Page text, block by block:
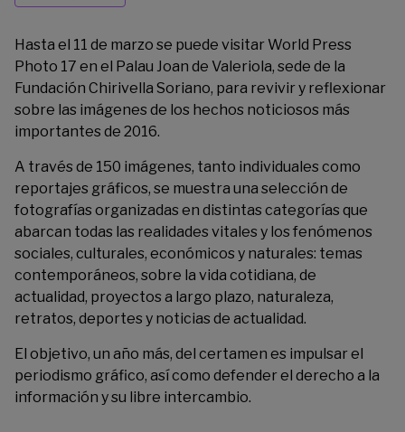
Hasta el 11 de marzo se puede visitar World Press
Photo 17 en el Palau Joan de Valeriola, sede de la
Fundación Chirivella Soriano, para revivir y reflexionar
sobre las imágenes de los hechos noticiosos más
importantes de 2016.
A través de 150 imágenes, tanto individuales como
reportajes gráficos, se muestra una selección de
fotografías organizadas en distintas categorías que
abarcan todas las realidades vitales y los fenómenos
sociales, culturales, económicos y naturales: temas
contemporáneos, sobre la vida cotidiana, de
actualidad, proyectos a largo plazo, naturaleza,
retratos, deportes y noticias de actualidad.
El objetivo, un año más, del certamen es impulsar el
periodismo gráfico, así como defender el derecho a la
información y su libre intercambio.